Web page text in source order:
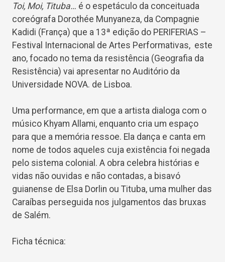
Toi, Moi, Tituba… é o espetáculo da conceituada
coreógrafa Dorothée Munyaneza, da Compagnie
Kadidi (França) que a 13ª edição do PERIFERIAS –
Festival Internacional de Artes Performativas, este
ano, focado no tema da resistência (Geografia da
Resistência) vai apresentar no Auditório da
Universidade NOVA. de Lisboa.
Uma performance, em que a artista dialoga com o
músico Khyam Allami, enquanto cria um espaço
para que a memória ressoe. Ela dança e canta em
nome de todos aqueles cuja existência foi negada
pelo sistema colonial. A obra celebra histórias e
vidas não ouvidas e não contadas, a bisavó
guianense de Elsa Dorlin ou Tituba, uma mulher das
Caraíbas perseguida nos julgamentos das bruxas
de Salém.
Ficha técnica: